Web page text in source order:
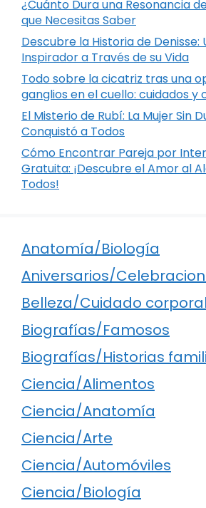
¿Cuánto Dura una Resonancia
que Necesitas Saber
Descubre la Historia de Denisse:
Inspirador a Través de su Vida
Todo sobre la cicatriz tras una
ganglios en el cuello: cuidados y
El Misterio de Rubí: La Mujer Sin
Conquistó a Todos
Cómo Encontrar Pareja por
Gratuita: ¡Descubre el Amor al
Todos!
Anatomía/Biología
Aniversarios/
Belleza/Cuidado corporal
Biografías/Famosos
Biografías/Historias
Ciencia/Alimentos
Ciencia/Anatomía
Ciencia/Arte
Ciencia/Automóviles
Ciencia/Biología